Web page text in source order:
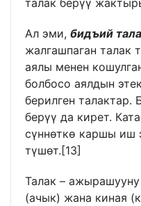
талак берүү
Ал эми, бидъий
жалгашпаган талак
аялы менен
болбосо аялдын
берилген талактар.
берүү да кирет.
сүннөткө каршы иш
түшөт. [13]
Талак –
(ачык) жана киная